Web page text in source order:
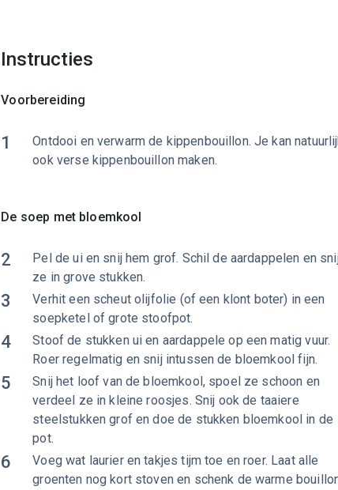
Instructies
Voorbereiding
1
Ontdooi en verwarm de kippenbouillon. Je kan
ook verse kippenbouillon maken.
De soep met bloemkool
2
Pel de ui en snij hem grof. Schil de aardappelen en
ze in grove stukken.
3
Verhit een scheut olijfolie (of een klont boter) in een
soepketel of grote stoofpot.
4
Stoof de stukken ui en aardappele op een matig vuur.
Roer regelmatig en snij intussen de bloemkool fijn.
5
Snij het loof van de bloemkool, spoel ze schoon en
verdeel ze in kleine roosjes. Snij ook de taaiere
steelstukken grof en doe de stukken bloemkool in de
pot.
6
Voeg wat laurier en takjes tijm toe en roer. Laat alle
groenten nog kort stoven en schenk de warme